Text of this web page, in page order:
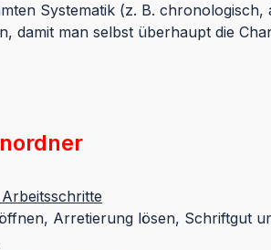
Systematik (z. B.
damit man selbst überhaupt die
Arretierung lösen, Schriftgut